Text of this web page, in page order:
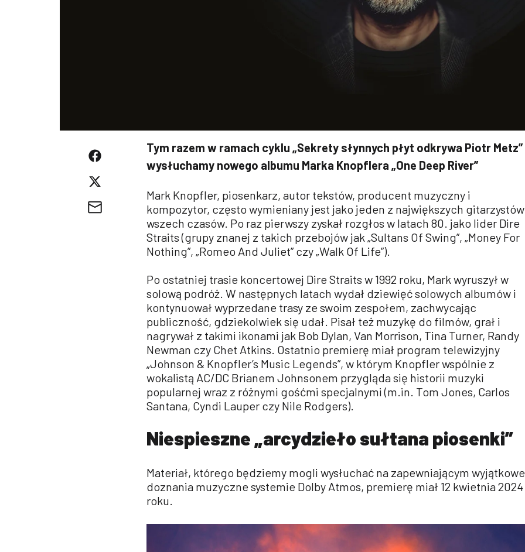
Tym razem w ramach cyklu „Sekrety słynnych płyt odkrywa Piotr Metz”
wysłuchamy nowego albumu Marka Knopflera „One Deep River”
Mark Knopfler, piosenkarz, autor tekstów, producent muzyczny i
kompozytor, często wymieniany jest jako jeden z największych gitarzystów
wszech czasów. Po raz pierwszy zyskał rozgłos w latach 80. jako lider Dire
Straits (grupy znanej z takich przebojów jak „Sultans Of Swing”, „Money For
Nothing”, „Romeo And Juliet” czy „Walk Of Life”).
Po ostatniej trasie koncertowej Dire Straits w 1992 roku, Mark wyruszył w
solową podróż. W następnych latach wydał dziewięć solowych albumów i
kontynuował wyprzedane trasy ze swoim zespołem, zachwycając
publiczność, gdziekolwiek się udał. Pisał też muzykę do filmów, grał i
nagrywał z takimi ikonami jak Bob Dylan, Van Morrison, Tina Turner, Randy
Newman czy Chet Atkins. Ostatnio premierę miał program telewizyjny
„Johnson & Knopfler’s Music Legends”, w którym Knopfler wspólnie z
wokalistą AC/DC Brianem Johnsonem przygląda się historii muzyki
popularnej wraz z różnymi gośćmi specjalnymi (m.in. Tom Jones, Carlos
Santana, Cyndi Lauper czy Nile Rodgers).
Niespieszne „arcydzieło sułtana piosenki”
Materiał, którego będziemy mogli wysłuchać na zapewniającym wyjątkowe
doznania muzyczne systemie Dolby Atmos, premierę miał 12 kwietnia 2024
roku.